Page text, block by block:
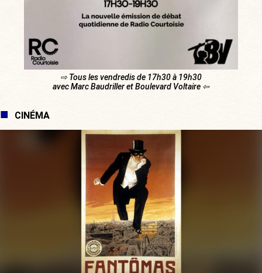
⇨ Tous les vendredis de 17h30 à 19h30
avec Marc Baudriller et Boulevard Voltaire ⇦
CINÉMA